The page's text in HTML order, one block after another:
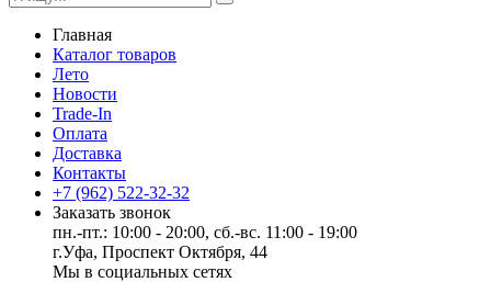
Главная
Каталог товаров
Лето
Новости
Trade-In
Оплата
Доставка
Контакты
+7 (962) 522-32-32
Заказать звонок
пн.-пт.: 10:00 - 20:00, сб.-вс. 11:00 - 19:00
г.Уфа, Проспект Октября, 44
Мы в социальных сетях